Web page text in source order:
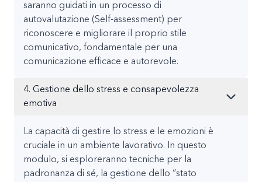
saranno guidati in un processo di
autovalutazione (Self-assessment) per
riconoscere e migliorare il proprio stile
comunicativo, fondamentale per una
comunicazione efficace e autorevole.
4. Gestione dello stress e consapevolezza
emotiva
La capacità di gestire lo stress e le emozioni è
cruciale in un ambiente lavorativo. In questo
modulo, si esploreranno tecniche per la
padronanza di sé, la gestione dello “stato